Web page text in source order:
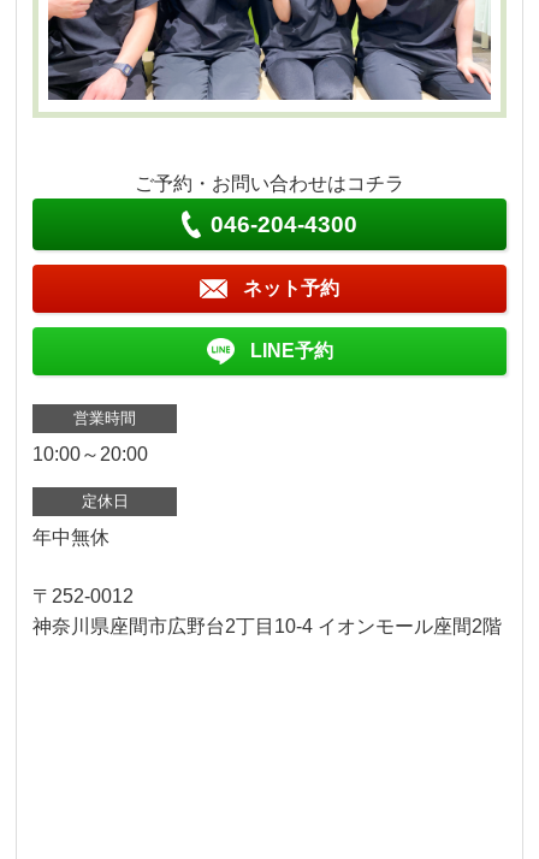
ご予約・お問い合わせはコチラ
046-204-4300
ネット予約
LINE予約
営業時間
10:00～20:00
定休日
年中無休
〒252-0012
神奈川県座間市広野台2丁目10-4 イオンモール座間2階